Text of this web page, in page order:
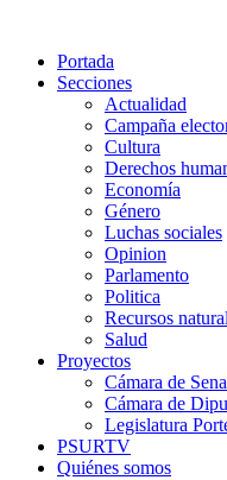
Portada
Secciones
Actualidad
Campaña
Cultura
Derechos
Economía
Género
Luchas sociales
Opinion
Parlamento
Politica
Recursos
Salud
Proyectos
Cámara de
Cámara de
Legislatura
PSURTV
Quiénes somos